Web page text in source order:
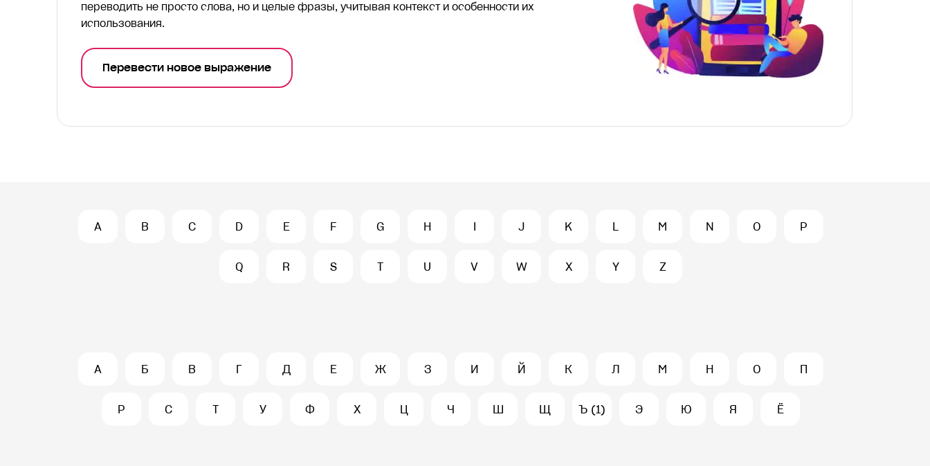
переводить не просто слова, но и целые фразы, учитывая контекст и особенности их
использования.
Перевести новое выражение
A B C D E F G H I J K L M N O P
Q R S T U V W X Y Z
А Б В Г Д Е Ж З И Й К Л М Н О П
Р С Т У Ф Х Ц Ч Ш Щ Ъ (1) Э Ю Я Ё